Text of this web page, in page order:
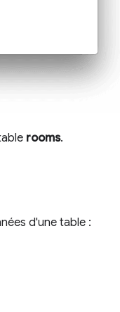
rooms.
d'une table :